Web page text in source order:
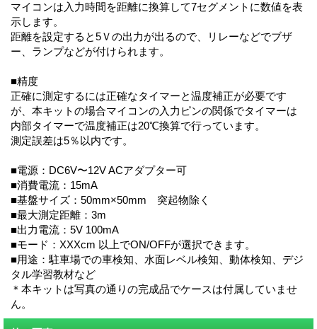
マイコンは入力時間を距離に換算して7セグメントに数値を表
示します。
距離を設定すると5Ｖの出力が出るので、リレーなどでブザ
ー、ランプなどが付けられます。
■精度
正確に測定するには正確なタイマーと温度補正が必要です
が、本キットの場合マイコンの入力ピンの関係でタイマーは
内部タイマーで温度補正は20℃換算で行っています。
測定誤差は5％以内です。
■電源：DC6V〜12V ACアダプター可
■消費電流：15mA
■基盤サイズ：50mm×50mm 突起物除く
■最大測定距離：3m
■出力電流：5V 100mA
■モード：XXXcm 以上でON/OFFが選択できます。
■用途：駐車場での車検知、水面レベル検知、動体検知、デジ
タル学習教材など
＊本キットは写真の通りの完成品でケースは付属していませ
ん。